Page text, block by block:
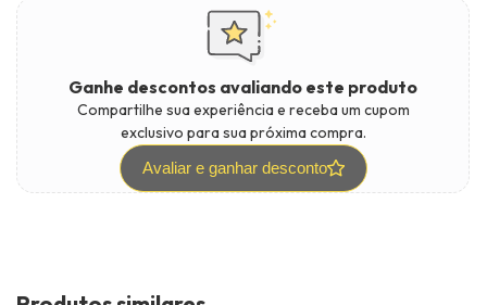
Ganhe descontos avaliando este produto
Compartilhe sua experiência e receba um cupom
exclusivo para sua próxima compra.
Avaliar e ganhar desconto